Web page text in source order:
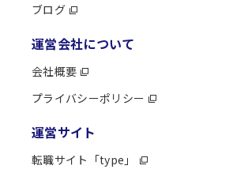
ブログ
運営会社について
会社概要
プライバシーポリシー
運営サイト
転職サイト「type」